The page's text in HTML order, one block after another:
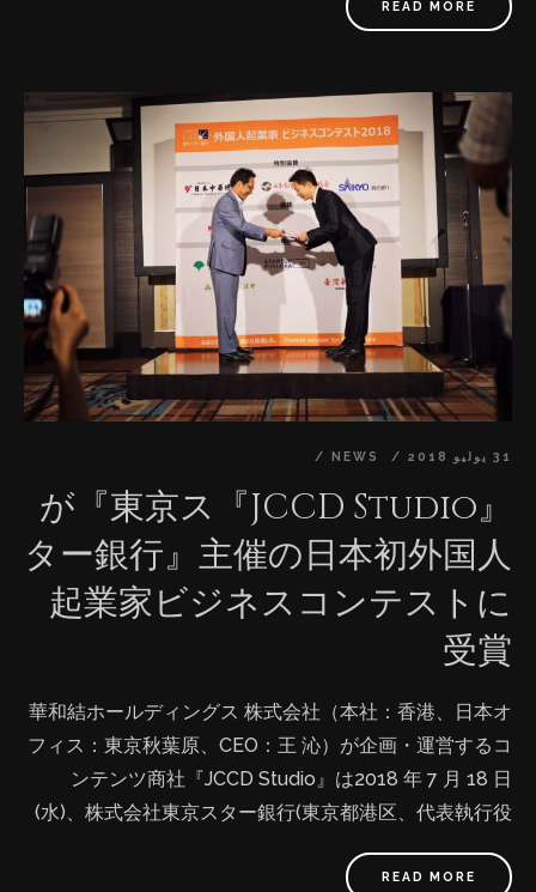
イン、伝統工芸など様々な分野のパートナーや講師を募
るNGOの方も募集中です。 皆さま是非、ご紹介、ご連絡
お待ちしております。
READ MORE
31 يوليو 2018 NEWS
『JCCD Studio』が『東京ス
ター銀行』主催の日本初外国人
起業家ビジネスコンテストに
受賞
華和結ホールディングス 株式会社（本社：香港、日本オ
フィス：東京秋葉原、CEO：王 沁）が企画・運営するコ
ンテンツ商社『JCCD Studio』は2018 年 7 月 18 日
(水)、株式会社東京スター銀行(東京都港区、代表執行役
ビジネスコンテスト2018」にて、応募の48社から一次
READ MORE